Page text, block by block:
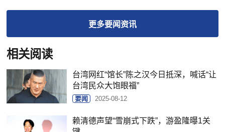
更多要闻资讯
相关阅读
台湾网红“馆长”陈之汉今日抵深，喊话“让
台湾民众大饱眼福”
要闻 2025-08-12
赖清德声望“雪崩式下跌”，游盈隆曝1关